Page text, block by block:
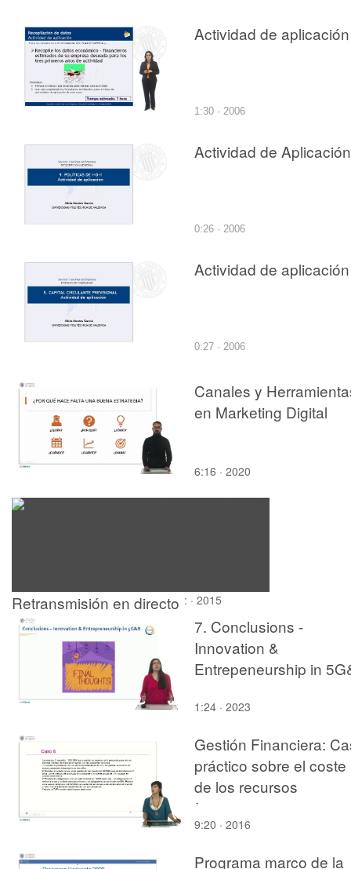
Actividad de aplicación
1:30 · 2006
Actividad de Aplicación
0:26 · 2006
Actividad de aplicación
0:27 · 2006
Canales y
en Marketing Digital
6:16 · 2020
Retransmisión en directo
desde el paraninfo
: · 2015
7. Conclusions -
Innovation &
Entrepeneurship in
1:24 · 2023
Gestión Financiera:
práctico sobre el coste
de los recursos
financieros
9:20 · 2016
Programa marco de la